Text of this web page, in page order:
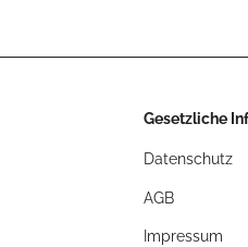
Gesetzliche
Datenschutz
AGB
Impressum